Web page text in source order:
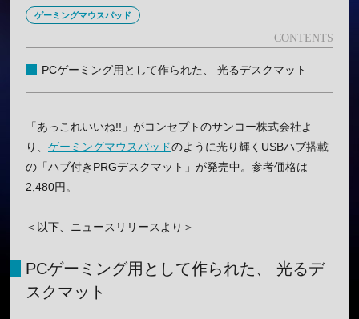
ゲーミングマウスパッド
PCゲーミング用として作られた、 光るデスクマット
「あっこれいいね!!」がコンセプトのサンコー株式会社よ
り、 ゲーミングマウスパッドのように光り輝くUSBハブ搭載
の「ハブ付きPRGデスクマット」が発売中。参考価格は
2,480円。
＜以下、ニュースリリースより＞
PCゲーミング用として作られた、 光るデ
スクマット